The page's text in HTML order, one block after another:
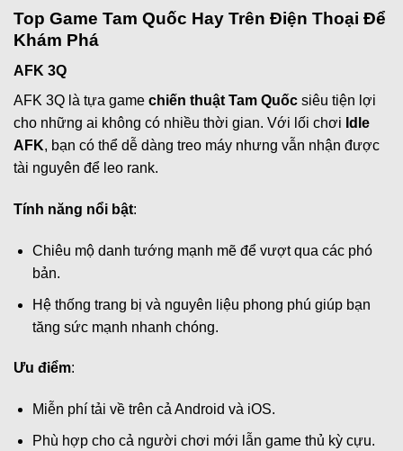
Top Game Tam Quốc Hay Trên Điện Thoại Để
Khám Phá
AFK 3Q
AFK 3Q là tựa game chiến thuật Tam Quốc siêu tiện lợi
cho những ai không có nhiều thời gian. Với lối chơi Idle
AFK, bạn có thể dễ dàng treo máy nhưng vẫn nhận được
tài nguyên để leo rank.
Tính năng nổi bật:
Chiêu mộ danh tướng mạnh mẽ để vượt qua các phó
bản.
Hệ thống trang bị và nguyên liệu phong phú giúp bạn
tăng sức mạnh nhanh chóng.
Ưu điểm:
Miễn phí tải về trên cả Android và iOS.
Phù hợp cho cả người chơi mới lẫn game thủ kỳ cựu.